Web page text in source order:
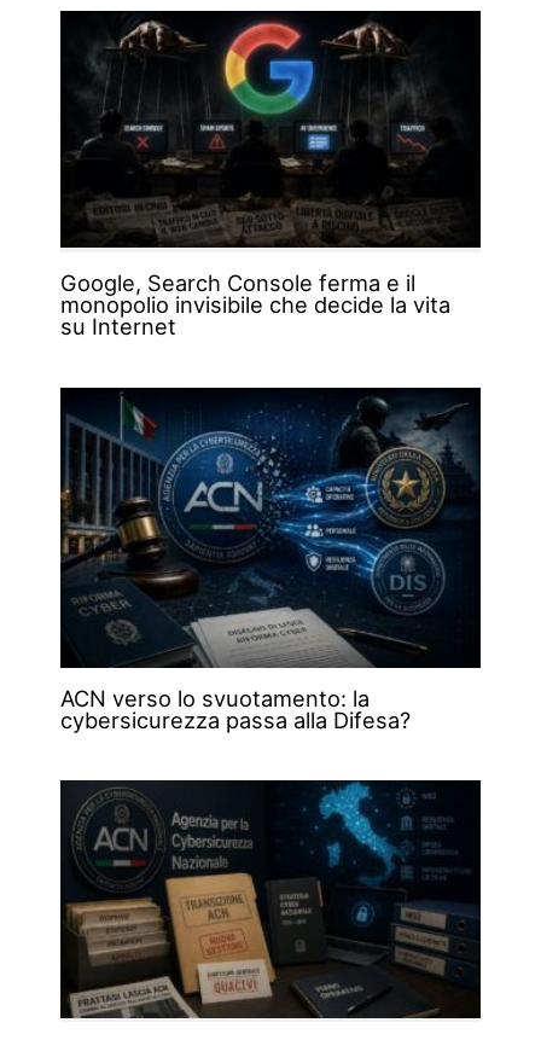
Google, Search Console ferma e il
monopolio invisibile che decide la vita
su Internet
ACN verso lo svuotamento: la
cybersicurezza passa alla Difesa?